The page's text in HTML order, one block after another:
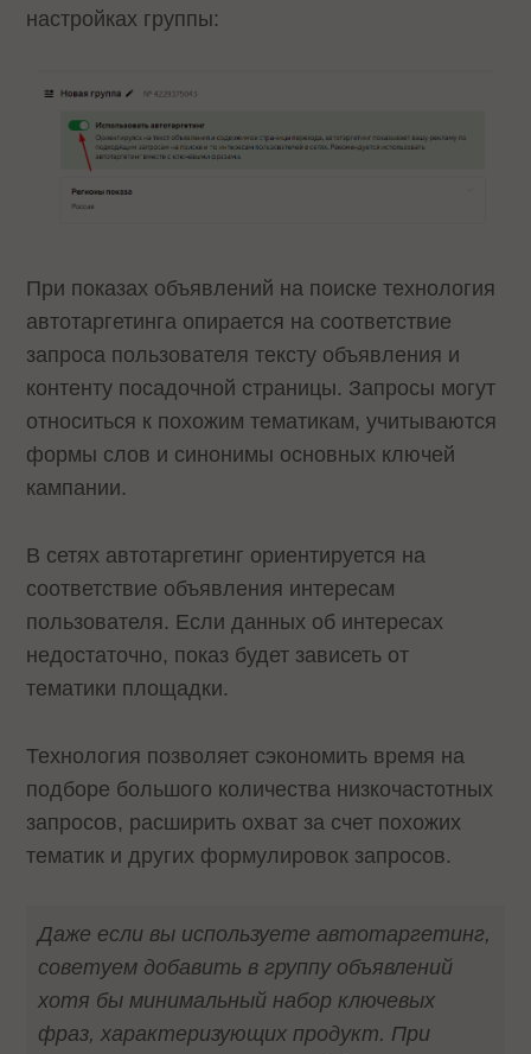
настройках группы:
При показах объявлений на поиске технология
автотаргетинга опирается на соответствие
запроса пользователя тексту объявления и
контенту посадочной страницы. Запросы могут
относиться к похожим тематикам, учитываются
формы слов и синонимы основных ключей
кампании.
В сетях автотаргетинг ориентируется на
соответствие объявления интересам
пользователя. Если данных об интересах
недостаточно, показ будет зависеть от
тематики площадки.
Технология позволяет сэкономить время на
подборе большого количества низкочастотных
запросов, расширить охват за счет похожих
тематик и других формулировок запросов.
Даже если вы используете автотаргетинг,
советуем добавить в группу объявлений
хотя бы минимальный набор ключевых
фраз, характеризующих продукт. При